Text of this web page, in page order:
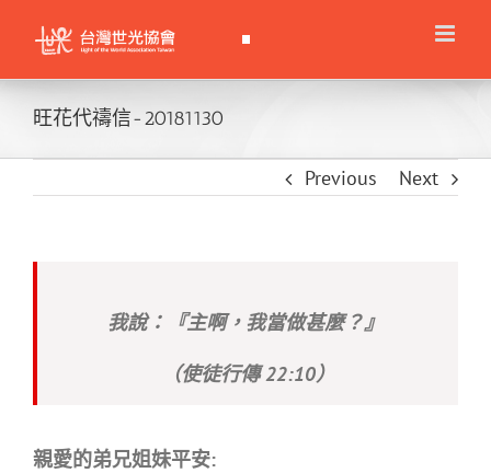
content
旺花代禱信-20181130
Previous Next
我說：『主啊，我當做甚麼？』
（使徒行傳 22:10）
親愛的弟兄姐妹平安: